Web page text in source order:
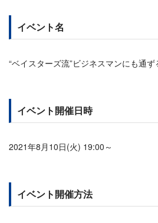
イベント名
“ベイスターズ流”ビジネスマンにも通
イベント開催日時
2021年8月10日(火) 19:00～
イベント開催方法